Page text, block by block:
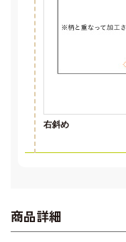
右斜め
商品詳細